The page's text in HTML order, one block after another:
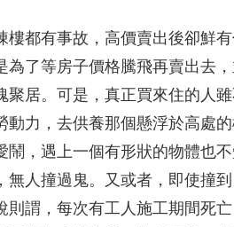
樓都有事故，高價賣出後卻鮮
為了等房子價格騰飛再賣出去
聚居。可是，真正買來住的人
動力，去供養那個懸浮於高處
鬧，遇上一個有形狀的物體也
無人撞過鬼。又或者，即使撞到
則謂，每次有工人施工期間死